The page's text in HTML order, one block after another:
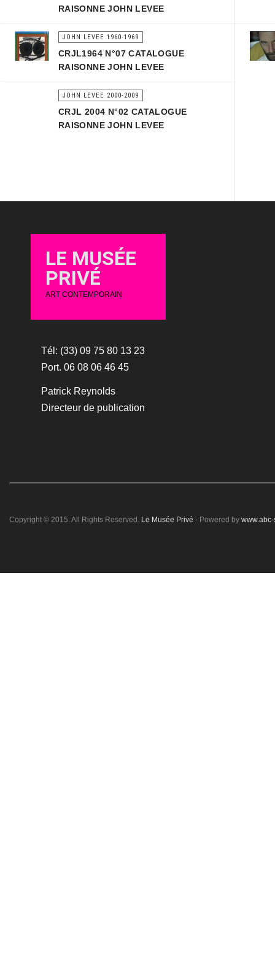
RAISONNE JOHN LEVEE
JOHN LEVEE 1960-1969
CRJL1964 N°07 CATALOGUE
RAISONNE JOHN LEVEE
JOHN LEVEE 2000-2009
CRJL 2004 N°02 CATALOGUE
RAISONNE JOHN LEVEE
LE MUSÉE
PRIVÉ
ART CONTEMPORAIN
Tél: (33) 09 75 80 13 23
Port. 06 08 06 46 45
Patrick Reynolds
Directeur de publication
Copyright © 2015. All Rights Reserved. Le Musée Privé - Powered by